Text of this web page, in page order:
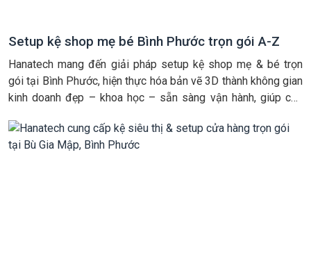
Setup kệ shop mẹ bé Bình Phước trọn gói A-Z
Hanatech mang đến giải pháp setup kệ shop mẹ & bé trọn
gói tại Bình Phước, hiện thực hóa bản vẽ 3D thành không gian
kinh doanh đẹp – khoa học – sẵn sàng vận hành, giúp chủ
thành quả mà chúng […]